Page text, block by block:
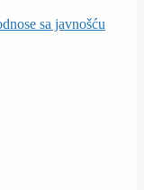
sa javnošću